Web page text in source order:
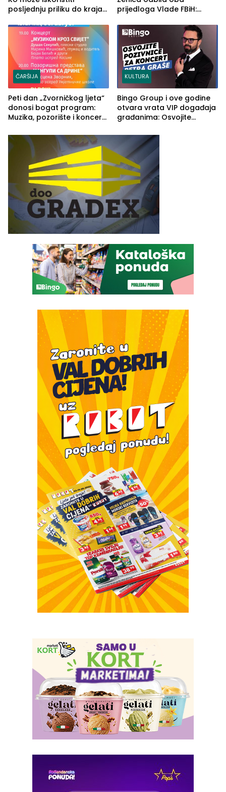
posljednju priliku do kraja
prijedloga Vlade FBiH:
rješenje
ČARŠIJA
Peti dan „Zvorničkog ljeta“
donosi bogat program:
Muzika, pozorište i koncert
KULTURA
Bingo Group i ove godine
otvara vrata VIP događaja
građanima: Osvojite
Graše